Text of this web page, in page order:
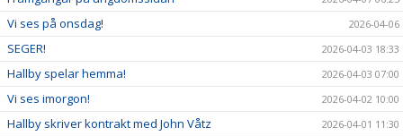
Vi ses på onsdag! 2026-04-06
SEGER! 2026-04-03 18:33
Hallby spelar hemma! 2026-04-03 07:00
Vi ses imorgon! 2026-04-02 10:00
Hallby skriver kontrakt med John Våtz 2026-04-01 11:30